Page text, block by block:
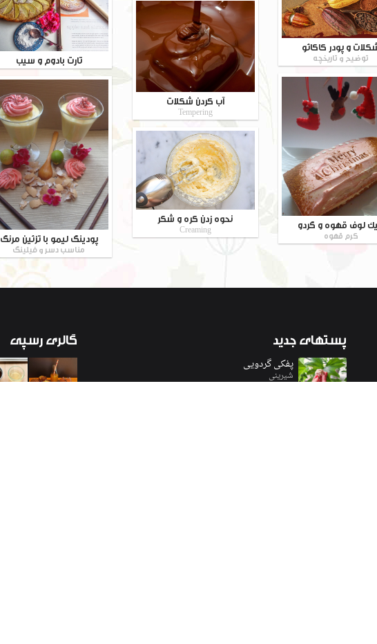
تارت بادوم و سیب
و پودر کاکائو
توضیح و تاریخچه
آب کردن شکلات
Tempering
لوف قهوه و گردو
کرم قهوه پودینگ لیمو با تزئین مرنگ
مناسب دسر و فیلینگ
نحوه زدن کره و شکر
Creaming
پستهایجدید
پفکی گردویی
شیرینی
گالریرسپی